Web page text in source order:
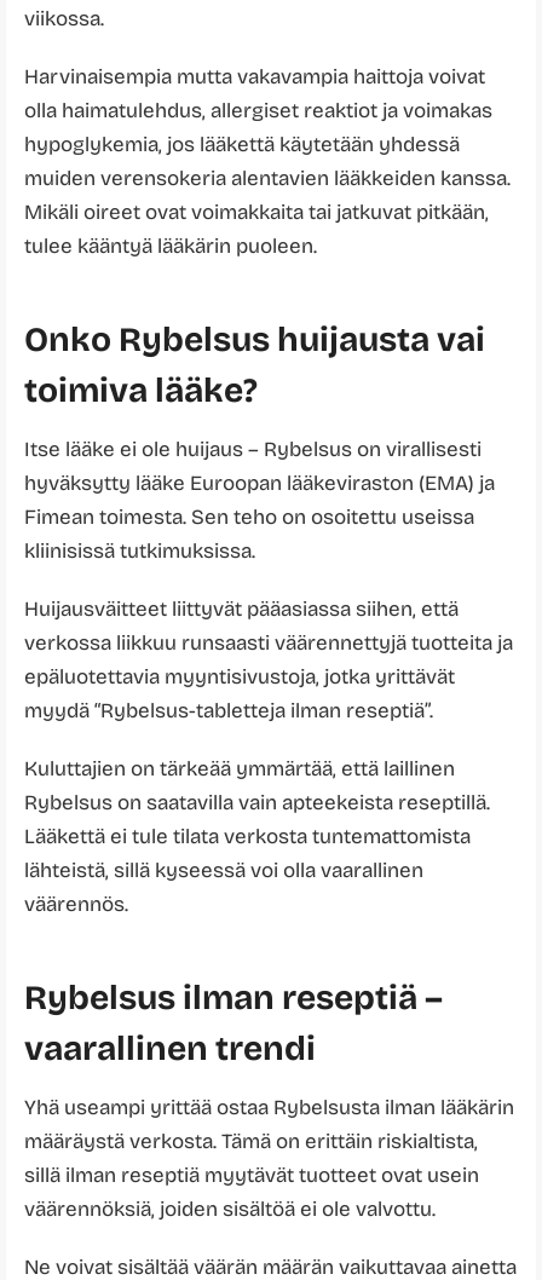
viikossa.
Harvinaisempia mutta vakavampia haittoja voivat
olla haimatulehdus, allergiset reaktiot ja voimakas
hypoglykemia, jos lääkettä käytetään yhdessä
muiden verensokeria alentavien lääkkeiden kanssa.
Mikäli oireet ovat voimakkaita tai jatkuvat pitkään,
tulee kääntyä lääkärin puoleen.
Onko Rybelsus huijausta vai
toimiva lääke?
Itse lääke ei ole huijaus – Rybelsus on virallisesti
hyväksytty lääke Euroopan lääkeviraston (EMA) ja
Fimean toimesta. Sen teho on osoitettu useissa
kliinisissä tutkimuksissa.
Huijausväitteet liittyvät pääasiassa siihen, että
verkossa liikkuu runsaasti väärennettyjä tuotteita ja
epäluotettavia myyntisivustoja, jotka yrittävät
myydä “Rybelsus-tabletteja ilman reseptiä”.
Kuluttajien on tärkeää ymmärtää, että laillinen
Rybelsus on saatavilla vain apteekeista reseptillä.
Lääkettä ei tule tilata verkosta tuntemattomista
lähteistä, sillä kyseessä voi olla vaarallinen
väärennös.
Rybelsus ilman reseptiä –
vaarallinen trendi
Yhä useampi yrittää ostaa Rybelsusta ilman lääkärin
määräystä verkosta. Tämä on erittäin riskialtista,
sillä ilman reseptiä myytävät tuotteet ovat usein
väärennöksiä, joiden sisältöä ei ole valvottu.
Ne voivat sisältää väärän määrän vaikuttavaa ainetta